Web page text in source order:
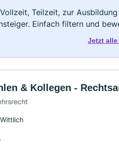
Teilzeit, zur
Einfach filtern und
Jetzt
& Kollegen -